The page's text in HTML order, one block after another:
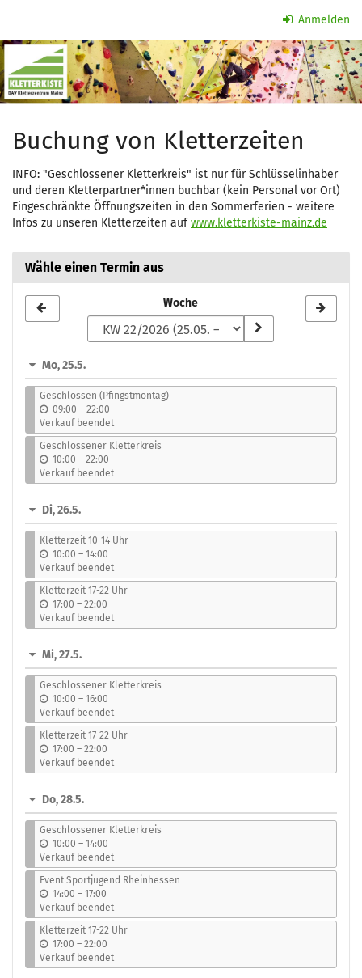
Inhalt
springen
Anmelden
Kletterzeit
Buchung von Kletterzeiten
INFO: "Geschlossener Kletterkreis" ist nur für Schlüsselinhaber
und deren Kletterpartner*innen buchbar (kein Personal vor Ort)
Eingeschränkte Öffnungszeiten in den Sommerferien - weitere
Infos zu unseren Kletterzeiten aufwww.kletterkiste-mainz.de
Wähle einen Termin aus
zur
auswählen
Woche
Mo, 25.5.
Geschlossen (Pfingstmontag)
09:00 –b
i
s
22:00
Verkauf beendet
Geschlossener Kletterkreis
10:00 –b
i
s
22:00
Verkauf beendet
Di, 26.5.
Kletterzeit 10-14 Uhr
10:00 –b
i
s
14:00
Verkauf beendet
Kletterzeit 17-22 Uhr
17:00 –b
i
s
22:00
Verkauf beendet
Mi, 27.5.
Geschlossener Kletterkreis
10:00 –b
i
s
16:00
Verkauf beendet
Kletterzeit 17-22 Uhr
17:00 –b
i
s
22:00
Verkauf beendet
Do, 28.5.
Geschlossener Kletterkreis
10:00 –b
i
s
14:00
Verkauf beendet
Event Sportjugend Rheinhessen
14:00 –b
i
s
17:00
Verkauf beendet
Kletterzeit 17-22 Uhr
17:00 –b
i
s
22:00
Verkauf beendet